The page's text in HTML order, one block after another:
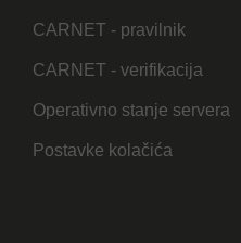
CARNET - pravilnik
CARNET - verifikacija
Operativno stanje servera
Postavke kolačića